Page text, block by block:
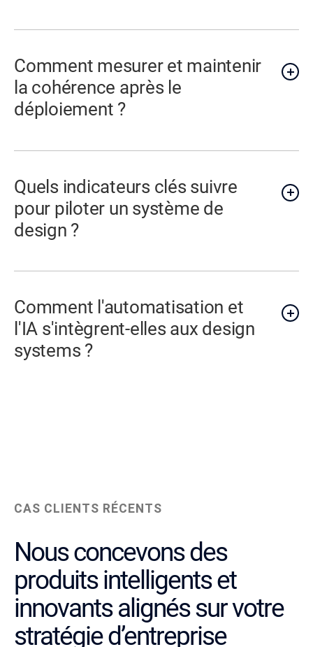
Comment mesurer et maintenir
la cohérence après le
déploiement ?
Quels indicateurs clés suivre
pour piloter un système de
design ?
Comment l'automatisation et
l'IA s'intègrent-elles aux design
systems ?
CAS CLIENTS RÉCENTS
Nous concevons des
produits intelligents et
innovants alignés sur votre
stratégie d’entreprise